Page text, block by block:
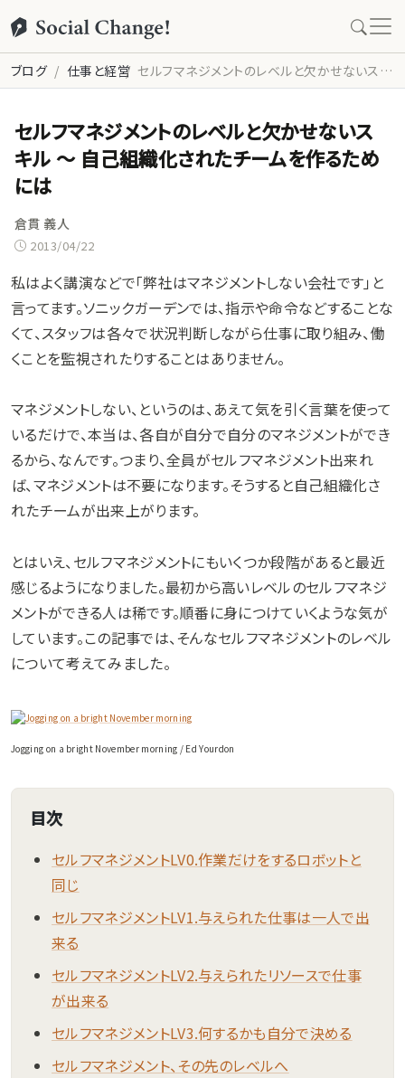
ブログ 仕事と経営 セルフマネジメントのレベルと欠かせないスキル 〜 自己組織化されたチームを作るためには
セルフマネジメントのレベルと欠かせないス
キル 〜 自己組織化されたチームを作るため
には
倉貫 義人
2013/04/22
私はよく講演などで「弊社はマネジメントしない会社です」と
言ってます。ソニックガーデンでは、指示や命令などすることな
くて、スタッフは各々で状況判断しながら仕事に取り組み、働
くことを監視されたりすることはありません。
マネジメントしない、というのは、あえて気を引く言葉を使って
いるだけで、本当は、各自が自分で自分のマネジメントができ
るから、なんです。つまり、全員がセルフマネジメント出来れ
ば、マネジメントは不要になります。そうすると自己組織化さ
れたチームが出来上がります。
とはいえ、セルフマネジメントにもいくつか段階があると最近
感じるようになりました。最初から高いレベルのセルフマネジ
メントができる人は稀です。順番に身につけていくような気が
しています。この記事では、そんなセルフマネジメントのレベル
について考えてみました。
Jogging on a bright November morning / Ed Yourdon
目次
セルフマネジメントLV0.作業だけをするロボットと
同じ
セルフマネジメントLV1.与えられた仕事は一人で出
来る
セルフマネジメントLV2.与えられたリソースで仕事
が出来る
セルフマネジメントLV3.何するかも自分で決める
セルフマネジメント、その先のレベルへ